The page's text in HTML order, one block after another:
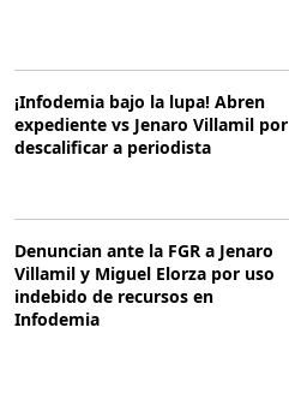
¡Infodemia bajo la lupa! Abren
expediente vs Jenaro Villamil por
descalificar a periodista
Denuncian ante la FGR a Jenaro
Villamil y Miguel Elorza por uso
indebido de recursos en
Infodemia